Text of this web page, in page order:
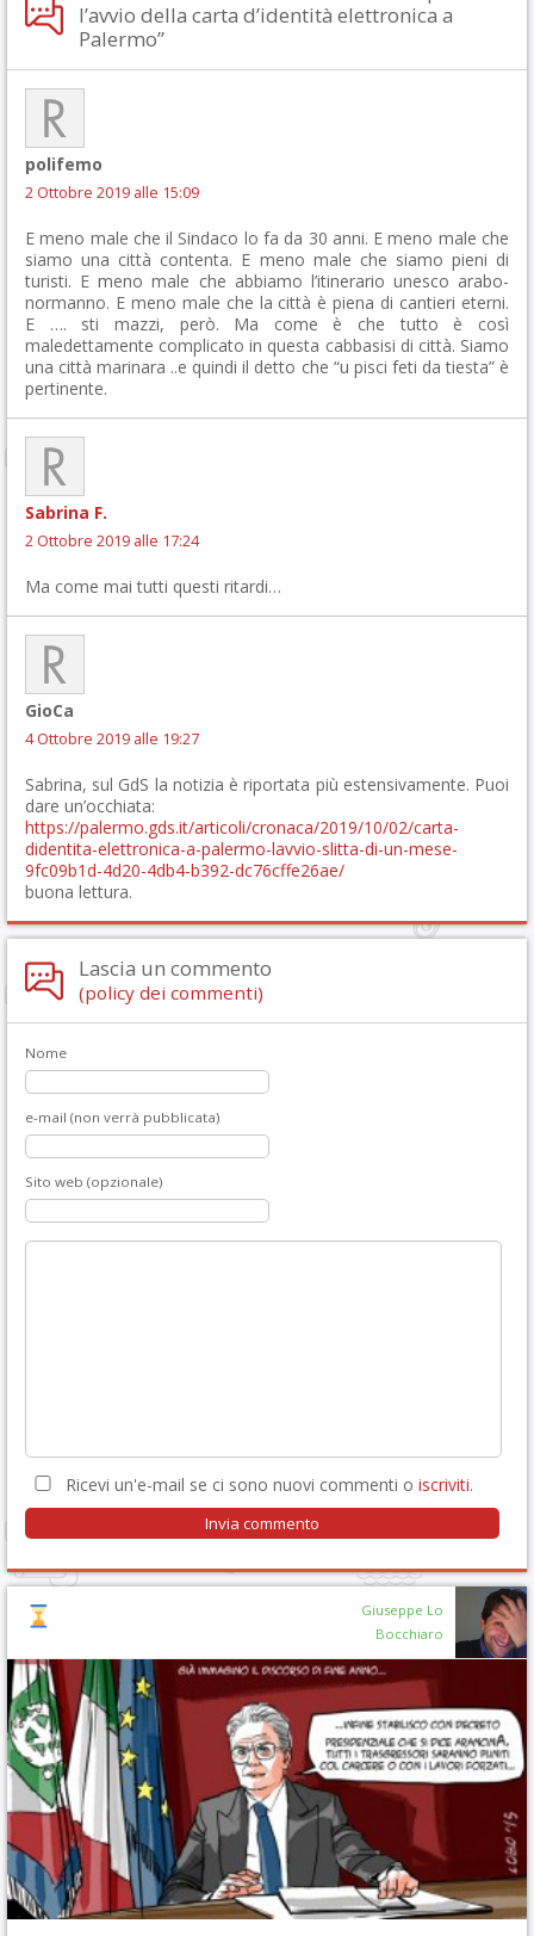
l’avvio della carta d’identità elettronica a
Palermo”
polifemo
2 Ottobre 2019 alle 15:09
E meno male che il Sindaco lo fa da 30 anni. E meno male che
siamo una città contenta. E meno male che siamo pieni di
turisti. E meno male che abbiamo l’itinerario unesco arabo-
normanno. E meno male che la città è piena di cantieri eterni.
E …. sti mazzi, però. Ma come è che tutto è così
maledettamente complicato in questa cabbasisi di città. Siamo
una città marinara ..e quindi il detto che “u pisci feti da tiesta” è
pertinente.
Sabrina F.
2 Ottobre 2019 alle 17:24
Ma come mai tutti questi ritardi…
GioCa
4 Ottobre 2019 alle 19:27
Sabrina, sul GdS la notizia è riportata più estensivamente. Puoi
dare un’occhiata:
https://palermo.gds.it/articoli/cronaca/2019/10/02/carta-
didentita-elettronica-a-palermo-lavvio-slitta-di-un-mese-
9fc09b1d-4d20-4db4-b392-dc76cffe26ae/
buona lettura.
Lascia un commento
(policy dei commenti)
Nome
e-mail (non verrà pubblicata)
Sito web (opzionale)
Ricevi un'e-mail se ci sono nuovi commenti o iscriviti.
Giuseppe Lo
Bocchiaro